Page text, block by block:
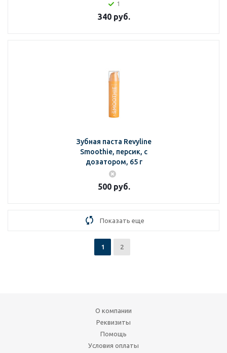
1
340руб.
Зубная паста Revyline
Smoothie, персик, с
дозатором, 65 г
500руб.
Показать еще
1 2
О компании
Реквизиты
Помощь
Условия оплаты